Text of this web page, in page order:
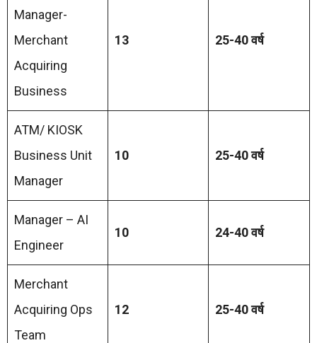
Manager-
Merchant
Acquiring
Business
13 25-40 वर्ष
ATM/ KIOSK
Business Unit
Manager
10 25-40 वर्ष
Manager – AI
Engineer
10 24-40 वर्ष
Merchant
Acquiring Ops
Team
12 25-40 वर्ष